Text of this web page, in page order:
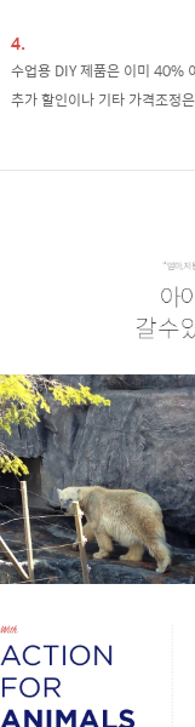
4.
수업용 DIY 제품은 이미 40%
추가 할인이나 기타 가격조